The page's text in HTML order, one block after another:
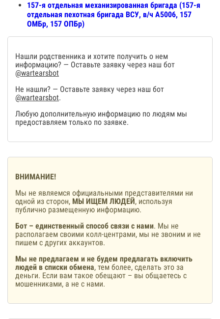
157-я отдельная механизированная бригада (157-я
отдельная пехотная бригада ВСУ, в/ч А5006, 157
ОМБр, 157 ОПБр)
Нашли родственника и хотите получить о нем
информацию? — Оставьте заявку через наш бот
@wartearsbot
Не нашли? — Оставьте заявку через наш бот
@wartearsbot.
Любую дополнительную информацию по людям мы
предоставляем только по заявке.
ВНИМАНИЕ!
Мы не являемся официальными представителями ни
одной из сторон, МЫ ИЩЕМ ЛЮДЕЙ, используя
публично размещенную информацию.
Бот – единственный способ связи с нами. Мы не
располагаем своими колл-центрами, мы не звоним и не
пишем с других аккаунтов.
Мы не предлагаем и не будем предлагать включить
людей в списки обмена, тем более, сделать это за
деньги. Если вам такое обещают – вы общаетесь с
мошенниками, а не с нами.